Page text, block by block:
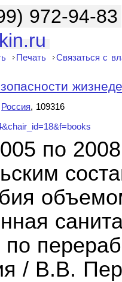
972-94-83
Печать Связаться с
Россия, 109316
по
/ В.В.